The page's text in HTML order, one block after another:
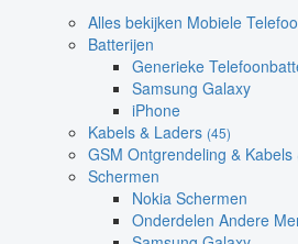
Alles bekijken Mobiele
Batterijen
Generieke
Samsung Galaxy
iPhone
Kabels & Laders (45)
GSM Ontgrendeling & Kabels
Schermen
Nokia Schermen
Onderdelen Andere